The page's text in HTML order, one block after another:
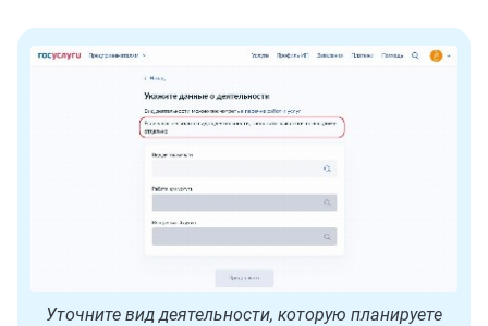
Уточните вид деятельности, которую планируете